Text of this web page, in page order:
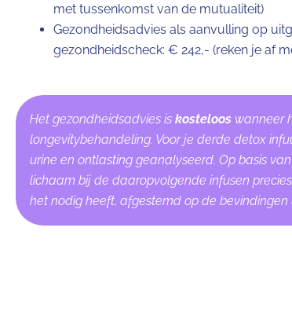
met tussenkomst van de mutualiteit)
Gezondheidsadvies als aanvulling op
gezondheidscheck: € 242,- (reken je af
Het gezondheidsadvies is kosteloos wanneer
longevitybehandeling. Voor je derde detox
urine en ontlasting geanalyseerd. Op basis
lichaam bij de daaropvolgende infusen
het nodig heeft, afgestemd op de bevindingen